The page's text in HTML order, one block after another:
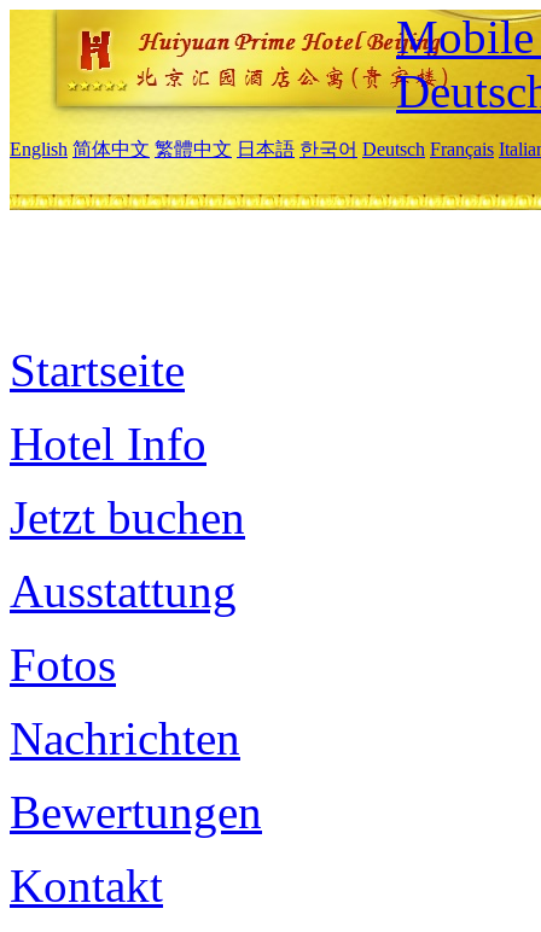
Mobile
English 简体中文 繁體中文 日本語 한국어 Deutsch Français
Startseite
Hotel Info
Jetzt buchen
Ausstattung
Fotos
Nachrichten
Bewertungen
Kontakt